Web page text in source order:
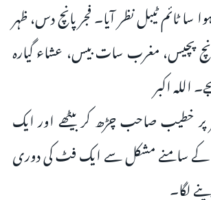
سا ٹائم ٹیبل نظر آیا۔ فجر پانچ دس، ظہر
پچیس، مغرب سات بیس، عشاء گیارہ
اللہ اکبر
پر خطیب صاحب چڑھ کر بیٹھے اور ایک
کے سامنے مشکل سے ایک فٹ کی دوری
لگا۔